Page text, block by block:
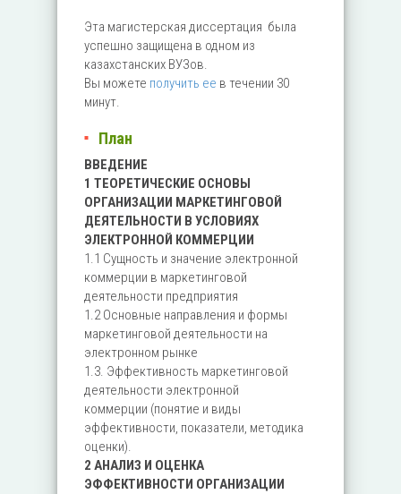
Эта магистерская диссертация была
успешно защищена в одном из
казахстанских ВУЗов.
Вы можете получить ее в течении 30
минут.
План
ВВЕДЕНИЕ
1 ТЕОРЕТИЧЕСКИЕ ОСНОВЫ
ОРГАНИЗАЦИИ МАРКЕТИНГОВОЙ
ДЕЯТЕЛЬНОСТИ В УСЛОВИЯХ
ЭЛЕКТРОННОЙ КОММЕРЦИИ
1.1 Сущность и значение электронной
коммерции в маркетинговой
деятельности предприятия
1.2 Основные направления и формы
маркетинговой деятельности на
электронном рынке
1.3. Эффективность маркетинговой
деятельности электронной
коммерции (понятие и виды
эффективности, показатели, методика
оценки).
2 АНАЛИЗ И ОЦЕНКА
ЭФФЕКТИВНОСТИ ОРГАНИЗАЦИИ